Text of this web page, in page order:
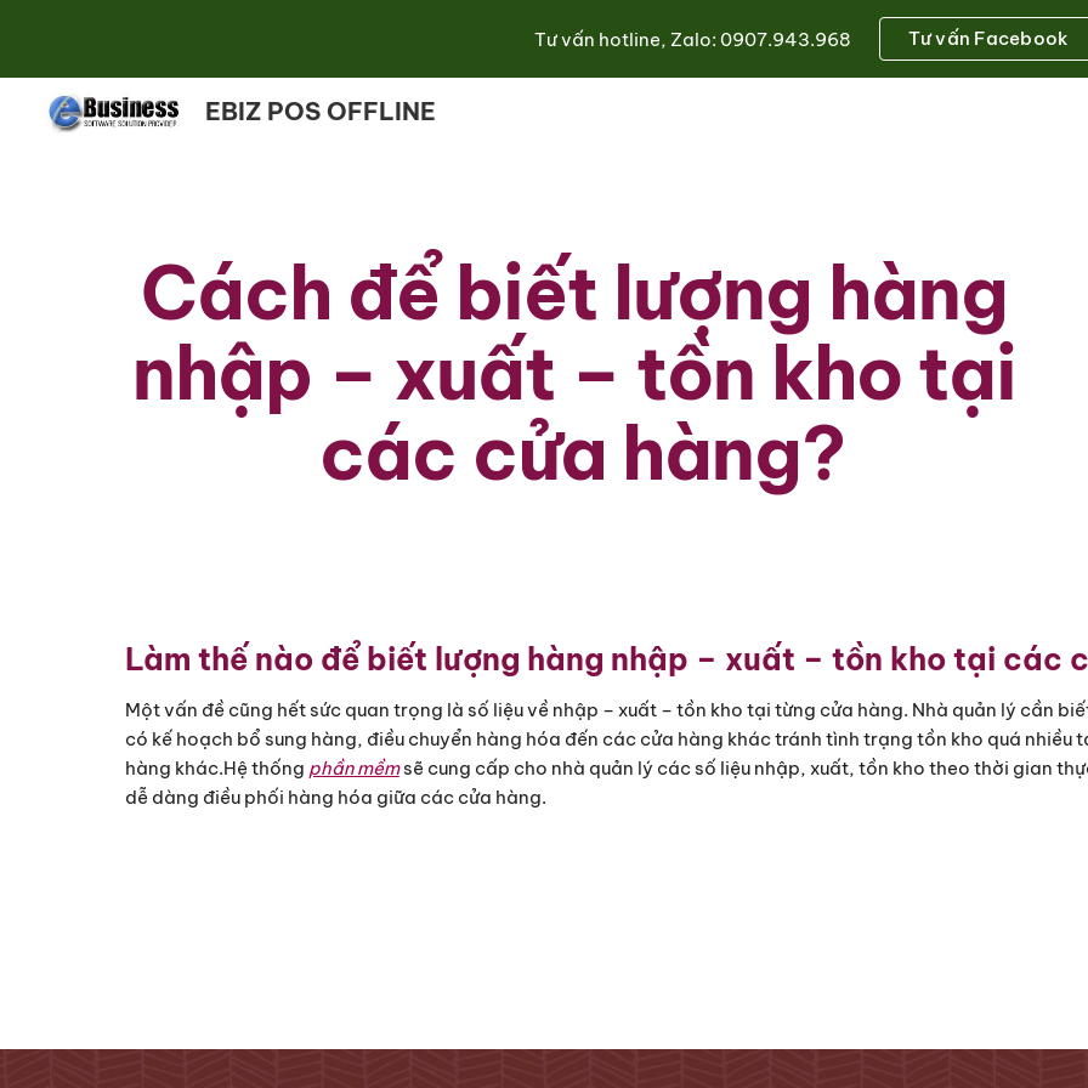
Skip to main content Skip to
Tư vấn hotline, Zalo: 0907.943.968 Tư vấn Facebook
EBIZ POS OFFLINE
Cách để biết lượng hàng
nhập – xuất – tồn kho tại
các cửa hàng?
Làm thế nào để biết lượng hàng nhập – xuất – tồn kho tại các
Một vấn đề cũng hết sức quan trọng là số liệu về nhập – xuất – tồn kho tại từng cửa hàng. Nhà quản lý cần
có kế hoạch bổ sung hàng, điều chuyển hàng hóa đến các cửa hàng khác tránh tình trạng tồn kho quá nhiều
hàng khác.Hệ thống phần mềm sẽ cung cấp cho nhà quản lý các số liệu nhập, xuất, tồn kho theo thời gian
dễ dàng điều phối hàng hóa giữa các cửa hàng.